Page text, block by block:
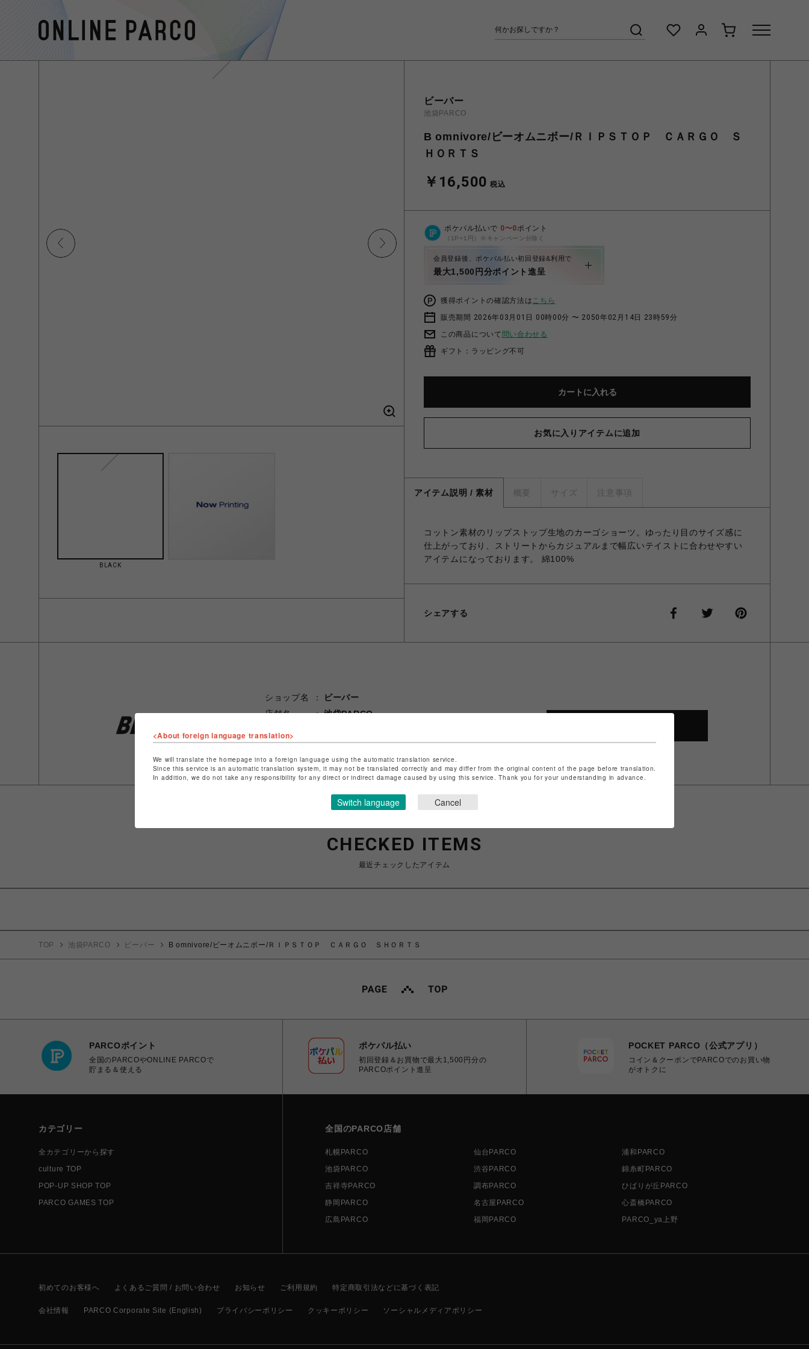
BLACK
ビーバー
池袋PARCO
B omnivore/ビーオムニボー/ＲＩＰＳＴＯＰ ＣＡＲＧＯ Ｓ
ＨＯＲＴＳ
￥16,500 税込
ポケパル払いで 0〜0ポイント
（1P=1円）※キャンペーン分除く
会員登録後、ポケパル払い初回登録&利用で
最大1,500円分ポイント進呈
獲得ポイントの確認方法はこちら
販売期間 2026年03月01日 00時00分 〜 2050年02月14日 23時59分
この商品について 問い合わせる
ギフト：ラッピング不可
カートに入れる
お気に入りアイテムに追加
アイテム説明 / 素材 概要 サイズ 注意事項
コットン素材のリップストップ生地のカーゴショーツ。ゆったり目のサイズ感に
仕上がっており、ストリートからカジュアルまで幅広いテイストに合わせやすい
アイテムになっております。 綿100%
シェアする
ショップ名
ビーバー
店舗名
池袋PARCO
特定商取引法など法令に基づく表記は
CHECKED ITEMS
最近チェックしたアイテム
TOP 池袋PARCO ビーバー B omnivore/ビーオムニボー/ＲＩＰＳＴＯＰ ＣＡＲＧＯ ＳＨＯＲＴＳ
PARCOポイント
全国のPARCOやONLINE PARCOで
貯まる＆使える
ポケパル払い
初回登録＆お買物で最大1,500円分の
PARCOポイント進呈
POCKET PARCO（公式アプリ）
コイン＆クーポンでPARCOでのお買い物
がオトクに
カテゴリー
全カテゴリーから探す
culture TOP
POP-UP SHOP TOP
PARCO GAMES TOP
全国のPARCO店舗
札幌PARCO 仙台PARCO
浦和PARCO
池袋PARCO
渋谷PARCO
錦糸町PARCO
吉祥寺PARCO
調布PARCO
ひばりが丘PARCO
静岡PARCO
名古屋PARCO
心斎橋PARCO
広島PARCO
福岡PARCO PARCO_ya上野
初めてのお客様へ よくあるご質問 / お問い合わせ お知らせ ご利用規約 特定商取引法などに基づく表記
会社情報 PARCO Corporate Site (English) プライバシーポリシー クッキーポリシー ソーシャルメディアポリシー
<About foreign language translation>
We will translate the homepage into a foreign language using the automatic translation service.
Since this service is an automatic translation system, it may not be translated correctly and may differ from the original content of the page before translation.
In addition, we do not take any responsibility for any direct or indirect damage caused by using this service. Thank you for your understanding in advance.
Switch language Cancel